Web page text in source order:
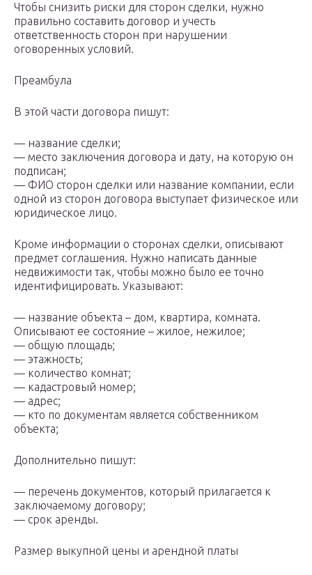
Чтобы снизить риски для сторон сделки, нужно
правильно составить договор и учесть
ответственность сторон при нарушении
оговоренных условий.
Преамбула
В этой части договора пишут:
— название сделки;
— место заключения договора и дату, на которую он
подписан;
— ФИО сторон сделки или название компании, если
одной из сторон договора выступает физическое или
юридическое лицо.
Кроме информации о сторонах сделки, описывают
предмет соглашения. Нужно написать данные
недвижимости так, чтобы можно было ее точно
идентифицировать. Указывают:
— название объекта – дом, квартира, комната.
Описывают ее состояние – жилое, нежилое;
— общую площадь;
— этажность;
— количество комнат;
— кадастровый номер;
— адрес;
— кто по документам является собственником
объекта;
Дополнительно пишут:
— перечень документов, который прилагается к
заключаемому договору;
— срок аренды.
Размер выкупной цены и арендной платы